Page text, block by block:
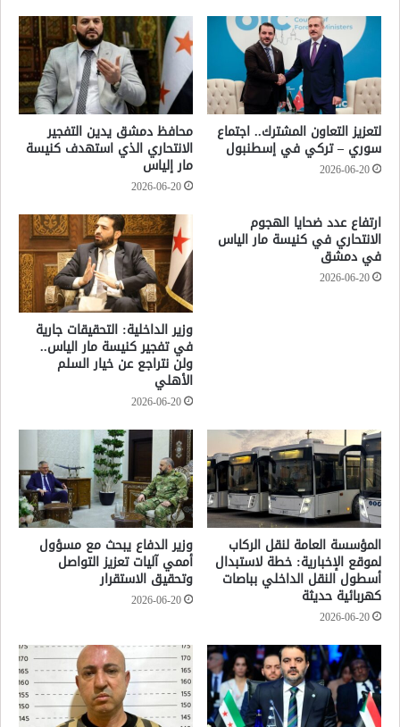
لتعزيز التعاون المشترك.. اجتماع
سوري – تركي في إسطنبول
2026-06-20
محافظ دمشق يدين التفجير
الانتحاري الذي استهدف كنيسة
مار إلياس
2026-06-20
ارتفاع عدد ضحايا الهجوم
الانتحاري في كنيسة مار الياس
في دمشق
2026-06-20
وزير الداخلية: التحقيقات جارية
في تفجير كنيسة مار الياس..
ولن نتراجع عن خيار السلم
الأهلي
2026-06-20
المؤسسة العامة لنقل الركاب
لموقع الإخبارية: خطة لاستبدال
أسطول النقل الداخلي بباصات
كهربائية حديثة
2026-06-20
وزير الدفاع يبحث مع مسؤول
أممي آليات تعزيز التواصل
وتحقيق الاستقرار
2026-06-20